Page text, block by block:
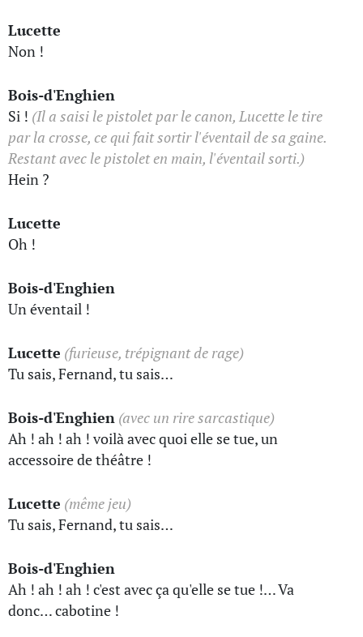
Lucette
Non !
Bois-d'Enghien
Si ! (Il a saisi le pistolet par le canon, Lucette le tire
par la crosse, ce qui fait sortir l'éventail de sa gaine.
Restant avec le pistolet en main, l'éventail sorti.)
Hein ?
Lucette
Oh !
Bois-d'Enghien
Un éventail !
Lucette (furieuse, trépignant de rage)
Tu sais, Fernand, tu sais…
Bois-d'Enghien (avec un rire sarcastique)
Ah ! ah ! ah ! voilà avec quoi elle se tue, un
accessoire de théâtre !
Lucette (même jeu)
Tu sais, Fernand, tu sais…
Bois-d'Enghien
Ah ! ah ! ah ! c'est avec ça qu'elle se tue !… Va
donc… cabotine !